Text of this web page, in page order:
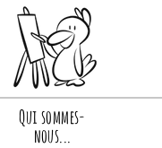
Qui sommes-
nous...